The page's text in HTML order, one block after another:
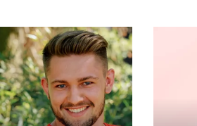
przewijane w poziomie. Użyj